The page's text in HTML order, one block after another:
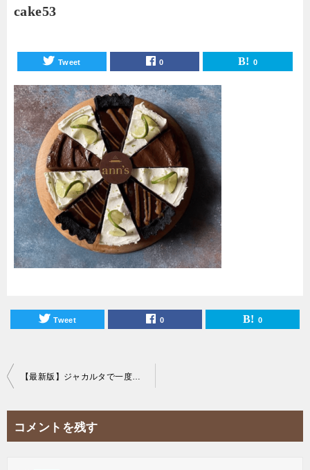
cake53
Tweet 0 0
Tweet 0 0
投
【最新版】ジャカルタで一度は食べたいご褒美ケーキ屋20選！
コメントを残す